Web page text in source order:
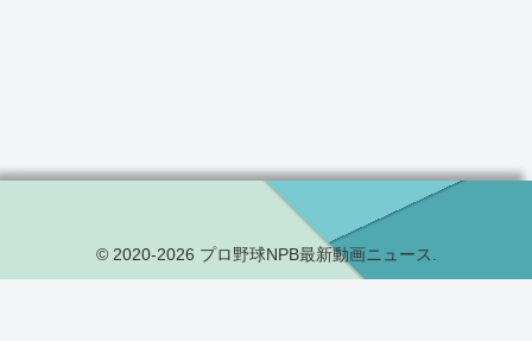
© 2020-2026 プロ野球NPB最新動画ニュース.